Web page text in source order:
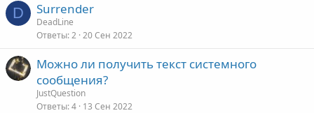
D Surrender
DeadLine
Ответы 2 20 Сен 2022
Можно ли получить текст системного
сообщения?
JustQuestion
Ответы 4 13 Сен 2022